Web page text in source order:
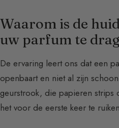
Waarom is de
uw parfum te
De ervaring leert ons dat een
openbaart en niet al zijn
geurstrook, die papieren strips
het voor de eerste keer te